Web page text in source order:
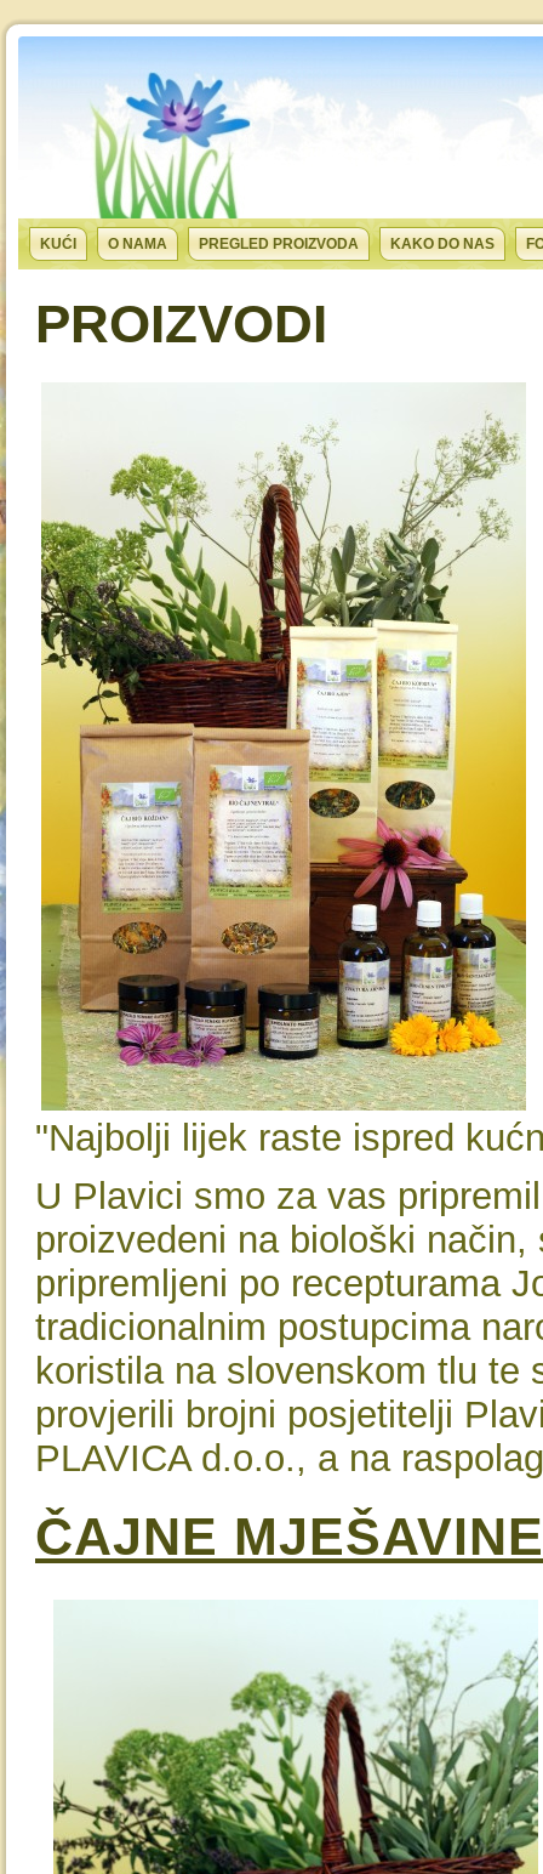
KUĆI O NAMA PREGLED PROIZVODA KAKO DO NAS
PROIZVODI
"Najbolji lijek raste ispred
U Plavici smo za vas
proizvedeni na biološki
pripremljeni po recepturama
tradicionalnim postupcima
koristila na slovenskom tlu te
provjerili brojni posjetitelji
PLAVICA d.o.o., a na
ČAJNE MJEŠAVINE